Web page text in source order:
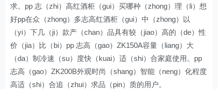
求。pp 志（zhi）高红酒柜（gui）买哪种（zhong）理（li）想
好pp在众（zhong）多志高红酒柜（gui）中（zhong）以
（yi）下几（ji）款产（chan）品具有较（jiao）高的（de）性
价（jia）比（bi）pp 志高（gao）ZK150A容量（liang）大
（da）制冷速（su）度快（kuai）适（shi）合家庭使用。pp
志高（gao）ZK200B外观时尚（shang）智能（neng）化程度
高适（shi）合追（zhui）求品（pin）质的用户。